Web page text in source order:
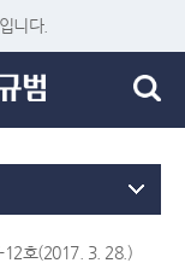
니다.
12호(2017. 3. 28.)